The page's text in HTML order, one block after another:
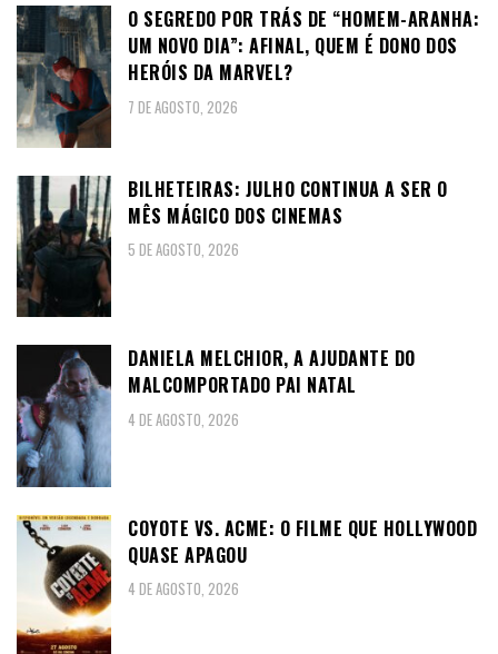
O SEGREDO POR TRÁS DE “HOMEM-ARANHA:
UM NOVO DIA”: AFINAL, QUEM É DONO DOS
HERÓIS DA MARVEL?
7 DE AGOSTO, 2026
BILHETEIRAS: JULHO CONTINUA A SER O
MÊS MÁGICO DOS CINEMAS
5 DE AGOSTO, 2026
DANIELA MELCHIOR, A AJUDANTE DO
MALCOMPORTADO PAI NATAL
4 DE AGOSTO, 2026
COYOTE VS. ACME: O FILME QUE HOLLYWOOD
QUASE APAGOU
4 DE AGOSTO, 2026